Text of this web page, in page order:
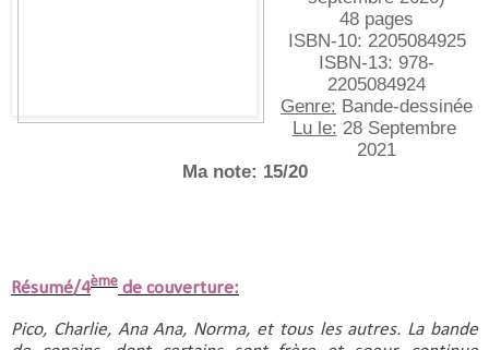
48 pages
ISBN-10: ‎2205084925
ISBN-13:‎ 978-
2205084924
Genre: Bande-dessinée
Lu le: 28 Septembre
2021
Ma note: 15/20
Résumé/4ème de couverture:
Pico, Charlie, Ana Ana, Norma, et tous les autres. La bande